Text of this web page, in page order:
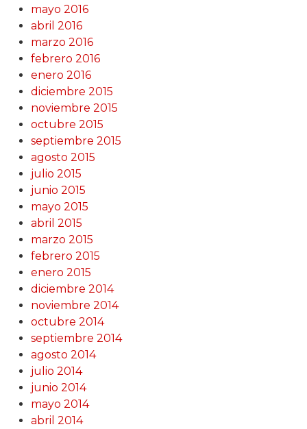
mayo 2016
abril 2016
marzo 2016
febrero 2016
enero 2016
diciembre 2015
noviembre 2015
octubre 2015
septiembre 2015
agosto 2015
julio 2015
junio 2015
mayo 2015
abril 2015
marzo 2015
febrero 2015
enero 2015
diciembre 2014
noviembre 2014
octubre 2014
septiembre 2014
agosto 2014
julio 2014
junio 2014
mayo 2014
abril 2014